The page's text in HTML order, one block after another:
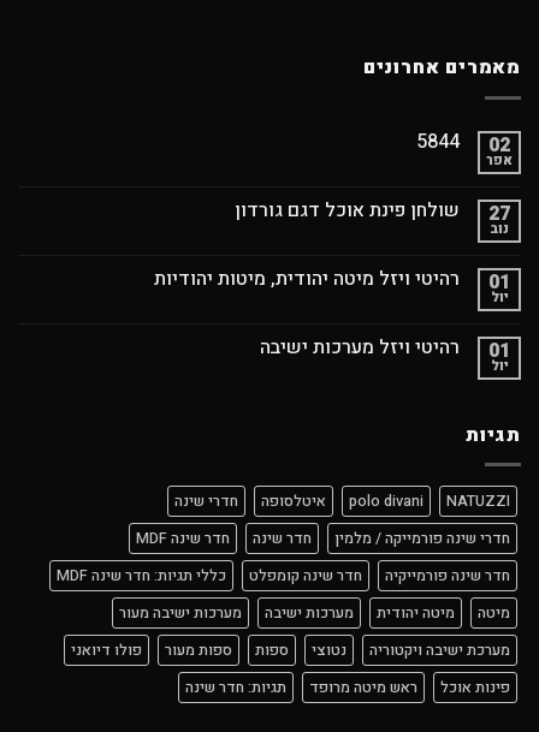
מאמרים אחרונים
02
אפר
5844
27
נוב
שולחן פינת אוכל דגם גורדון
01
יול
רהיטי ויזל מיטה יהודית, מיטות יהודיות
01
יול
רהיטי ויזל מערכות ישיבה
תגיות
NATUZZI
polo divani איטלסופה
חדרי שינה
חדרי שינה פורמייקה / מלמין
חדר שינה
חדר שינה MDF
חדר שינה פורמייקיה
חדר שינה קומפלט
כללי תגיות: חדר שינה MDF
מיטה
מיטה יהודית מערכות ישיבה
מערכות ישיבה מעור
מערכת ישיבה ויקטוריה
נטוצי ספות ספות מעור
פולו דיואני
פינות אוכל
ראש מיטה מרופד תגיות: חדר שינה